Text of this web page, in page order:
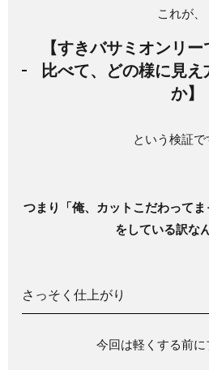
これが、
【すきバサミオンリ
比べて、どの様に見
か】
という検証で
つまり「俺、カットこだわって
をしている訳な
さっそく仕上がり
今回は軽くする前に